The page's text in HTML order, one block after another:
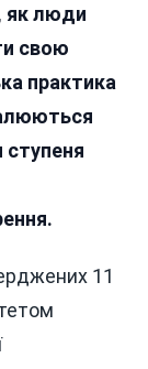
як люди
свою
практика
.
11